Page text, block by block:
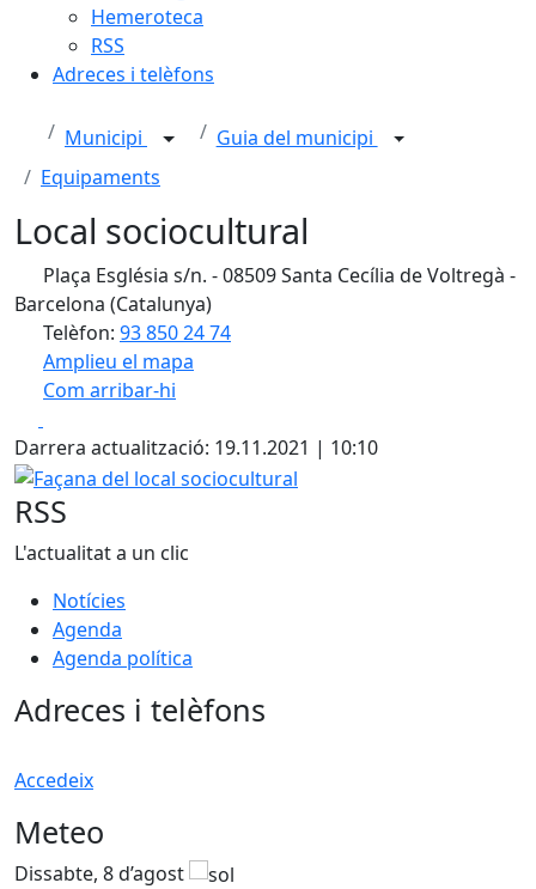
Hemeroteca
RSS
Adreces i telèfons
Municipi
Guia del municipi
Equipaments
Local sociocultural
Plaça Església s/n. - 08509 Santa Cecília de Voltregà -
Barcelona (Catalunya)
Telèfon: 93 850 24 74
Amplieu el mapa
Com arribar-hi
+
−
Darrera actualització: 19.11.2021 | 10:10
Façana del local sociocultural
RSS
L'actualitat a un clic
Notícies
Agenda
Agenda política
Adreces i telèfons
Accedeix
Meteo
Dissabte, 8 d’agost